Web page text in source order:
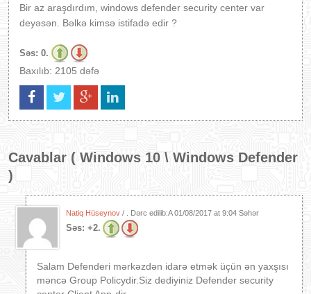
Bir az araşdırdım, windows defender security center var
deyəsən. Bəlkə kimsə istifadə edir ?
Səs: 0.
Baxılıb: 2105 dəfə
Cavablar ( Windows 10 \ Windows Defender
)
Natiq Hüseynov / . Dərc edilib:A01/08/2017 at 9:04 Səhər
Səs: +2.
Salam Defenderi mərkəzdən idarə etmək üçün ən yaxşısı
məncə Group Policydir.Siz dediyiniz Defender security